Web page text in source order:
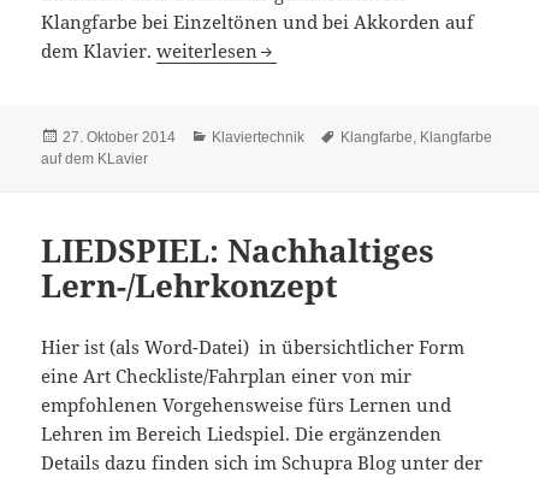
Klangfarbe bei Einzeltönen und bei Akkorden auf
dem Klavier.KLANGFARBE auf dem Klavier
weiterlesen
Veröffentlicht
am
27. Oktober 2014 Kategorien
Klaviertechnik Schlagwörter
Klangfarbe, Klangfarbe
auf dem KLavier
LIEDSPIEL: Nachhaltiges
Lern-/Lehrkonzept
Hier ist (als Word-Datei) in übersichtlicher Form
eine Art Checkliste/Fahrplan einer von mir
empfohlenen Vorgehensweise fürs Lernen und
Lehren im Bereich Liedspiel. Die ergänzenden
Details dazu finden sich im Schupra Blog unter der